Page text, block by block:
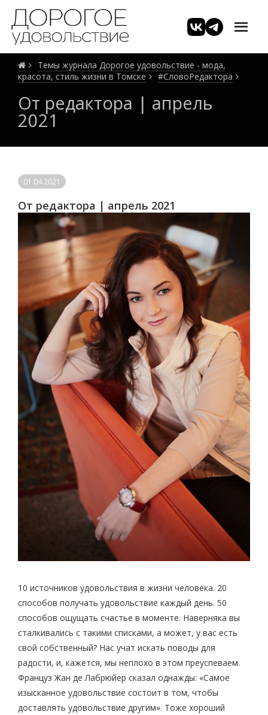
Темы журнала Дорогое удовольствие - мода,
красота, стиль жизни в Томске
#СловоРедактора
От редактора | апрель
2021
01.04.2021
От редактора | апрель 2021
10 источников удовольствия в жизни человека. 20
способов получать удовольствие каждый день. 50
способов ощущать счастье в моменте. Наверняка вы
сталкивались с такими списками, а может, у вас есть
свой собственный? Нас учат искать поводы для
радости, и, кажется, мы неплохо в этом преуспеваем.
Француз Жан де Лабрюйер сказал однажды: «Самое
изысканное удовольствие состоит в том, чтобы
доставлять удовольствие другим». Тоже хороший